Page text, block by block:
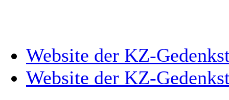
Website der KZ-
Website der KZ-